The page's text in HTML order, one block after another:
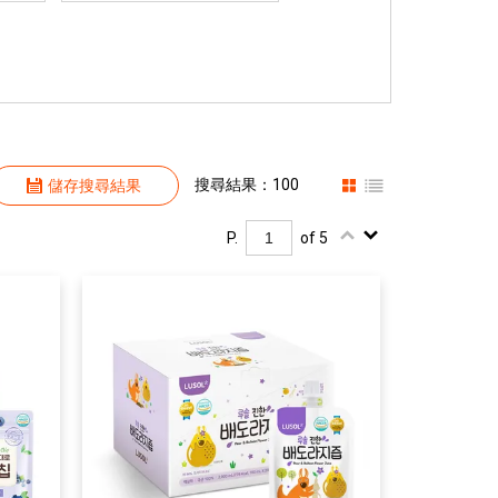
儲存搜尋結果 搜尋結果：100
P. of 5